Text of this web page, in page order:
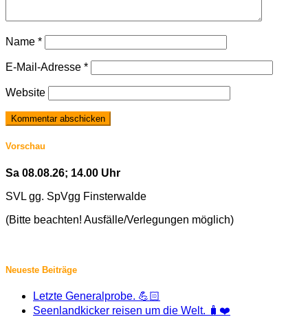
Name *
E-Mail-Adresse *
Website
Vorschau
Sa 08.08.26; 14.00 Uhr
SVL gg. SpVgg Finsterwalde
(Bitte beachten! Ausfälle/Verlegungen möglich)
Neueste Beiträge
Letzte Generalprobe. 💪🏻
Seenlandkicker reisen um die Welt. 🧳❤️